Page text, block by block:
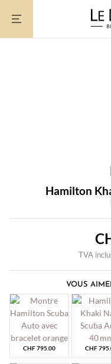
Hamilton
TVA
VOUS
CHF795.00 CHF